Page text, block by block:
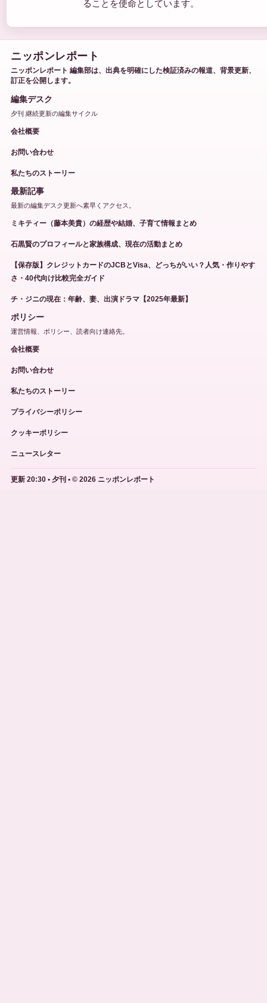
ることを使命としています。
ニッポンレポート
ニッポンレポート 編集部は、出典を明確にした検証済みの報道、背景更新、
訂正を公開します。
編集デスク
夕刊 継続更新の編集サイクル
会社概要
お問い合わせ
私たちのストーリー
最新記事
最新の編集デスク更新へ素早くアクセス。
ミキティー（藤本美貴）の経歴や結婚、子育て情報まとめ
石黒賢のプロフィールと家族構成、現在の活動まとめ
【保存版】クレジットカードのJCBとVisa、どっちがいい？人気・作りやす
さ・40代向け比較完全ガイド
チ・ジニの現在：年齢、妻、出演ドラマ【2025年最新】
ポリシー
運営情報、ポリシー、読者向け連絡先。
会社概要
お問い合わせ
私たちのストーリー
プライバシーポリシー
クッキーポリシー
ニュースレター
更新 20:30 • 夕刊 • © 2026 ニッポンレポート